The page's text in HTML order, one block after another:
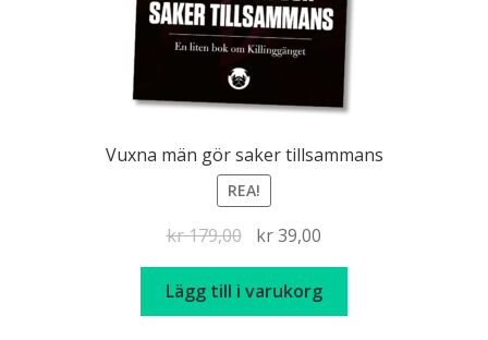
Vuxna män gör saker tillsammans
REA!
kr179,00
Det
ursprungliga
priset
var:
kr39,00
nuvarande
priset
är:
Lägg till i varukorg